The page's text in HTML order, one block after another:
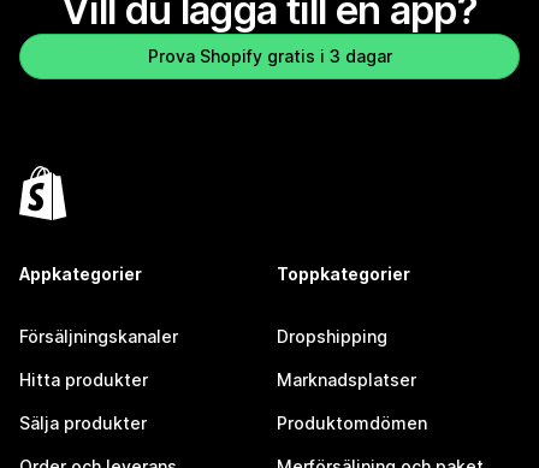
Vill du lägga till en app?
Prova Shopify gratis i 3 dagar
Appkategorier
Försäljningskanaler
Hitta produkter
Sälja produkter
Toppkategorier
Dropshipping
Marknadsplatser
Produktomdömen